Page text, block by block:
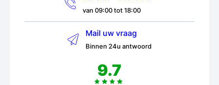
van 09:00 tot 18:00
Mail uw vraag
Binnen 24u antwoord
9.7